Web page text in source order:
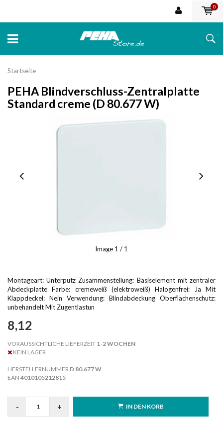
0
Startseite
PEHA Blindverschluss-Zentralplatte
Standard creme (D 80.677 W)
Image 1 / 1
Montageart: Unterputz Zusammenstellung: Basiselement mit zentraler
Abdeckplatte Farbe: cremeweiß (elektroweiß) Halogenfrei: Ja Mit
Klappdeckel: Nein Verwendung: Blindabdeckung Oberflächenschutz:
unbehandelt Mit Zugentlastun
8,12
VORAUSSICHTLICHE LIEFERZEIT 1-2 WOCHEN
KEIN LAGER
HERSTELLERNUMMER D 80.677 W
EAN 4010105212815
- + IN DEN KORB